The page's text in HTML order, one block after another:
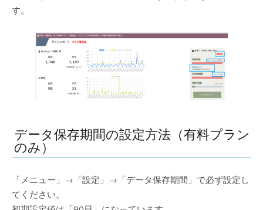
す。
データ保存期間の設定方法（有料プラン
のみ）
「メニュー」→「設定」→「データ保存期間」で必ず設定し
てください。